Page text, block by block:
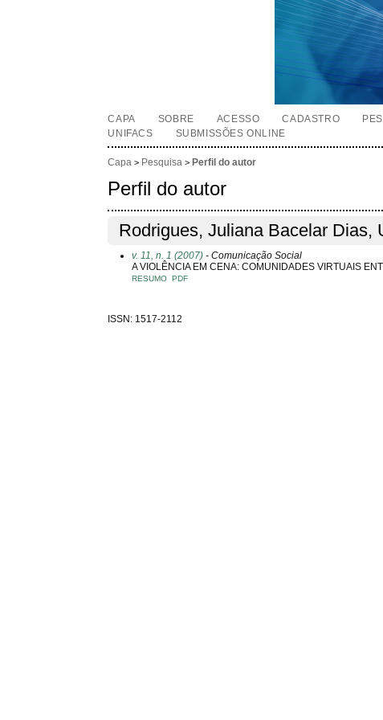
CAPA SOBRE ACESSO CADASTRO
UNIFACS
SUBMISSÕES ONLINE
Capa > Pesquisa > Perfil do autor
Perfil do autor
Rodrigues, Juliana Bacelar Dias,
v. 11, n. 1 (2007) - Comunicação Social
A VIOLÊNCIA EM CENA: COMUNIDADES VIRTUAIS
RESUMO PDF
ISSN: 1517-2112